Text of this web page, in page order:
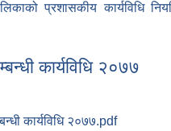
प्रशासकीय कार्यविधि
गर्ने) ऐन २०७७
कार्यविधि २०७७
कार्यविधि २०७७.pdf